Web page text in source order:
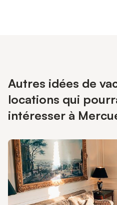
Autres idées de
locations qui
intéresser à